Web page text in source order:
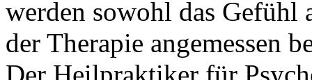
werden sowohl das Gefühl
der Therapie angemessen
Der Heilpraktiker für